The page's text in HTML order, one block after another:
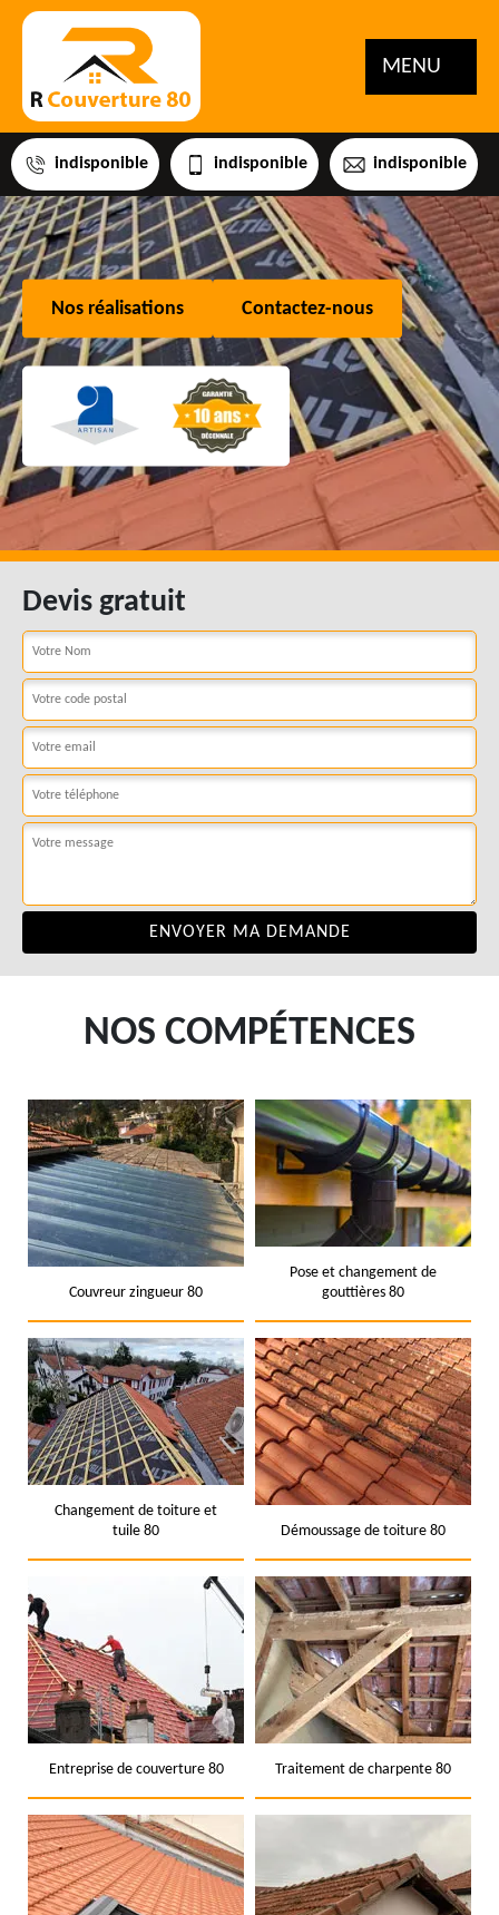
MENU
indisponible indisponible indisponible
Nos réalisations Contactez-nous
Devis gratuit
NOS COMPÉTENCES
Couvreur zingueur 80
Pose et changement de
gouttières 80
Changement de toiture et
tuile 80
Démoussage de toiture 80
Entreprise de couverture 80 Traitement de charpente 80